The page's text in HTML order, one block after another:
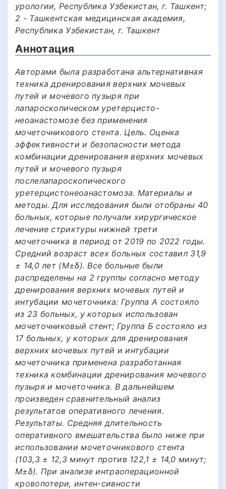
урологии, Республика Узбекистан, г. Ташкент;
2 - Ташкентская медицинская академия,
Республика Узбекистан, г. Ташкент
Аннотация
Авторами была разработана альтернативная
техника дренирования верхних мочевых
путей и мочевого пузыря при
лапароскопическом уретерцисто-
неоанастомозе без применения
мочеточникового стента. Цель. Оценка
эффективности и безопасности метода
комбинации дренирования верхних мочевых
путей и мочевого пузыря
послелапароскопического
уретерцистонеоанастомоза. Материалы и
методы. Для исследования были отобраны 40
больных, которые получали хирургическое
лечение стриктуры нижней трети
мочеточника в период от 2019 по 2022 годы.
Средний возраст всех больных составил 31,9
± 14,0 лет (M±δ). Все больные были
распределены на 2 группы согласно методу
дренирования верхних мочевых путей и
интубации мочеточника: Группа А состояло
из 23 больных, у которых использован
мочеточниковый стент; Группа Б состояло из
17 больных, у которых для дренирования
верхних мочевых путей и интубации
мочеточника применена разработанная
техника комбинации дренирования мочевого
пузыря и мочеточника. В дальнейшем
произведен сравнительный анализ
результатов оперативного лечения.
Результаты. Средняя длительность
оперативного вмешательства было ниже при
использовании мочеточникового стента
(103,3 ± 12,3 минут против 122,1 ± 14,0 минут;
M±δ). При анализе интраоперационной
кровопотери, интен-сивности